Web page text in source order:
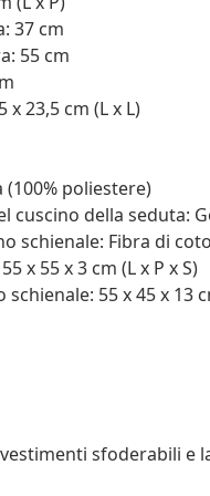
37 cm
55 cm
23,5 cm (L x L)
poliestere)
cuscino della seduta:
schienale: Fibra di
x 55 x 3 cm (L x P x S)
55 x 45 x 13
sfoderabili e